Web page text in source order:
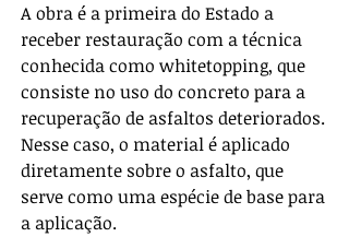
A obra é a primeira do Estado a
receber restauração com a técnica
conhecida como whitetopping, que
consiste no uso do concreto para a
recuperação de asfaltos deteriorados.
Nesse caso, o material é aplicado
diretamente sobre o asfalto, que
serve como uma espécie de base para
a aplicação.